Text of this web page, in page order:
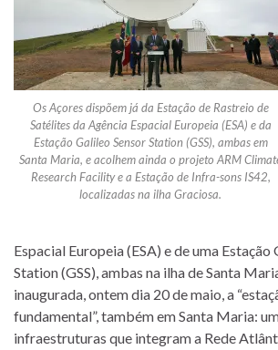
Os Açores dispõem já da Estação de Rastreio de
Satélites da Agência Espacial Europeia (ESA) e da
Estação Galileo Sensor Station (GSS), ambas em
Santa Maria, e acolhem ainda o projeto ARM
Research Facility e a Estação de Infra-sons IS42,
localizadas na ilha Graciosa.
Espacial Europeia (ESA) e de uma Estação
Station (GSS), ambas na ilha de Santa
inaugurada, ontem dia 20 de maio, a
fundamental”, também em Santa Maria:
infraestruturas que integram a Rede